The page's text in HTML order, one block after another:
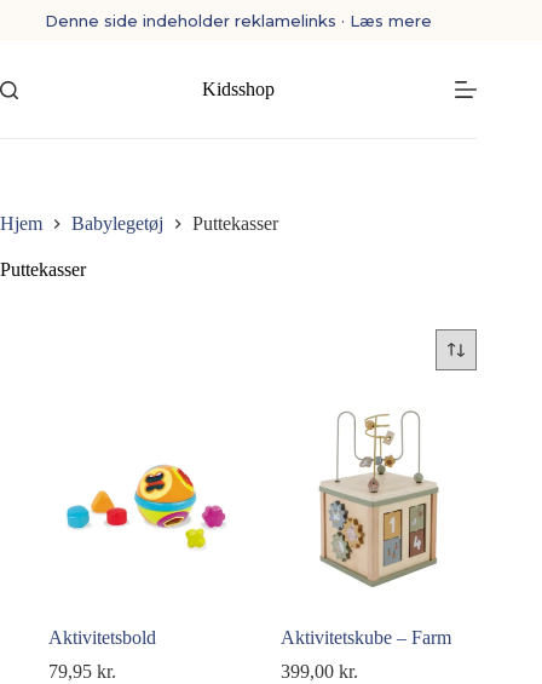
Denne side indeholder reklamelinks · Læs mere
Kidsshop
Hjem Babylegetøj Puttekasser
Puttekasser
Aktivitetsbold
79,95 kr.
Aktivitetskube – Farm
399,00kr.